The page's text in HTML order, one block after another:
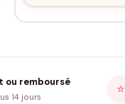
ou remboursé
14 jours
⭐